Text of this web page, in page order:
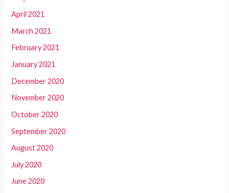
April 2021
March 2021
February 2021
January 2021
December 2020
November 2020
October 2020
September 2020
August 2020
July 2020
June 2020